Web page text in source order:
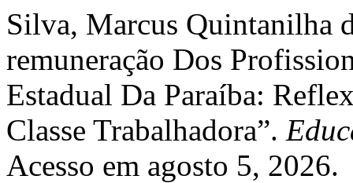
Silva, Marcus Quintanilha
remuneração Dos
Estadual Da Paraíba:
Classe Trabalhadora”.
Acesso em agosto 5, 2026.